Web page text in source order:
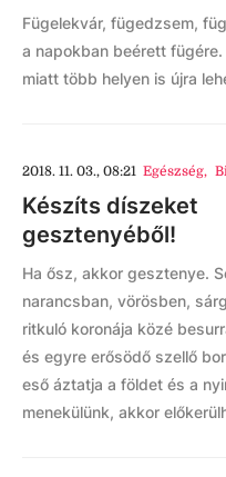
Fügelekvár, fügedzsem,
a napokban beérett
miatt több helyen is újra
2018. 11. 03., 08:21 Egészség,
Készíts díszeket
gesztenyéből!
Ha ősz, akkor gesztenye.
narancsban, vörösben,
ritkuló koronája közé
és egyre erősödő szellő
eső áztatja a földet és a
menekülünk, akkor